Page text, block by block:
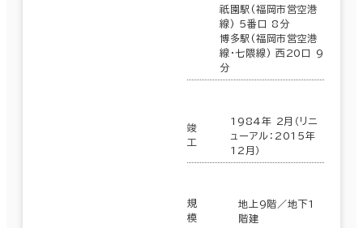
祇園駅(福岡市営空港
線) 5番口 8分
博多駅(福岡市営空港
線･七隈線) 西20口 9
分
竣
工
1984年 2月（リニ
ューアル：2015年
12月）
規
模
地上9階／地下1
階建
～